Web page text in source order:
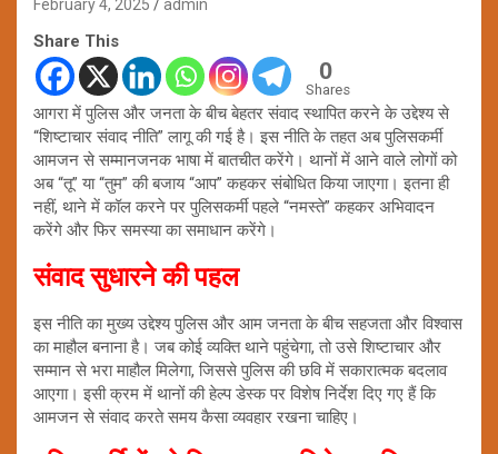
February 4, 2025 admin
Share This
0
Shares
आगरा में पुलिस और जनता के बीच बेहतर संवाद स्थापित करने के उद्देश्य से
“शिष्टाचार संवाद नीति” लागू की गई है। इस नीति के तहत अब पुलिसकर्मी
आमजन से सम्मानजनक भाषा में बातचीत करेंगे। थानों में आने वाले लोगों को
अब “तू” या “तुम” की बजाय “आप” कहकर संबोधित किया जाएगा। इतना ही
नहीं, थाने में कॉल करने पर पुलिसकर्मी पहले “नमस्ते” कहकर अभिवादन
करेंगे और फिर समस्या का समाधान करेंगे।
संवाद सुधारने की पहल
इस नीति का मुख्य उद्देश्य पुलिस और आम जनता के बीच सहजता और विश्वास
का माहौल बनाना है। जब कोई व्यक्ति थाने पहुंचेगा, तो उसे शिष्टाचार और
सम्मान से भरा माहौल मिलेगा, जिससे पुलिस की छवि में सकारात्मक बदलाव
आएगा। इसी क्रम में थानों की हेल्प डेस्क पर विशेष निर्देश दिए गए हैं कि
आमजन से संवाद करते समय कैसा व्यवहार रखना चाहिए।